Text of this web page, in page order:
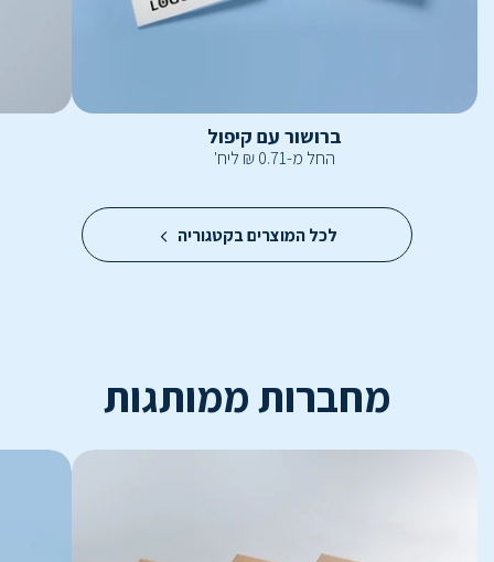
ברושור עם קיפול
החל מ-0.71
₪ ליח'
לכל המוצרים בקטגוריה
מחברות ממותגות